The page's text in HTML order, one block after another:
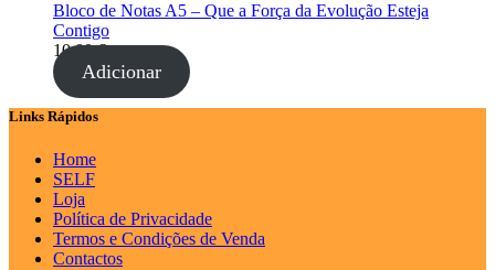
Bloco de Notas A5 – Que a Força da Evolução Esteja
Contigo
10,00€
Adicionar
Links Rápidos
Home
SELF
Loja
Política de Privacidade
Termos e Condições de Venda
Contactos